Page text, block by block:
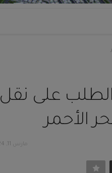
على نقل
الأحمر
مارس 11, 2024 - 11:51